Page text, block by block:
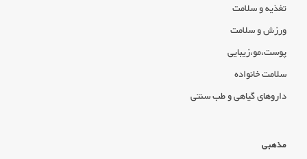
تغذیه و سلامت
ورزش و سلامت
پوست،مو،زیبایی
سلامت خانواده
داروهای گیاهی و طب سنتی
مذهبی